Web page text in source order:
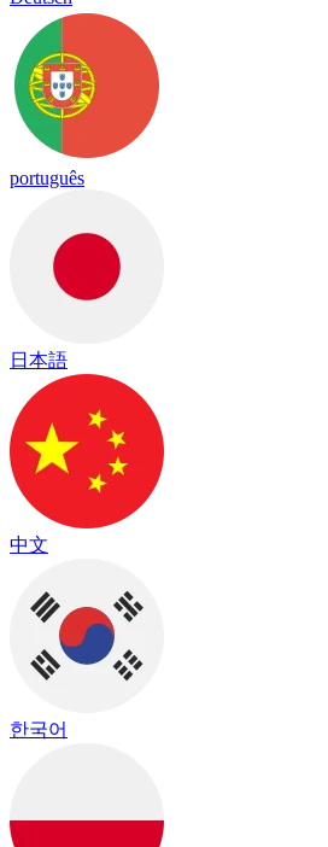
português
日本語
中文
한국어